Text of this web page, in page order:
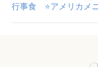
行事食 ⭐アメリカメ